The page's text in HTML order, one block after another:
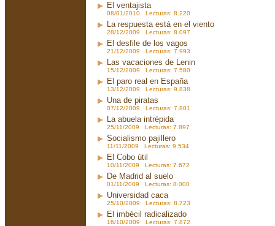
El ventajista
08/01/2010 Lecturas: 8.220
La respuesta está en el viento
28/12/2009 Lecturas: 8.097
El desfile de los vagos
21/12/2009 Lecturas: 7.993
Las vacaciones de Lenin
15/12/2009 Lecturas: 7.580
El paro real en España
13/12/2009 Lecturas: 9.838
Una de piratas
07/12/2009 Lecturas: 7.801
La abuela intrépida
25/11/2009 Lecturas: 7.897
Socialismo pajillero
11/11/2009 Lecturas: 9.534
El Cobo útil
10/11/2009 Lecturas: 7.672
De Madrid al suelo
01/11/2009 Lecturas: 8.000
Universidad caca
25/10/2009 Lecturas: 8.723
El imbécil radicalizado
16/10/2009 Lecturas: 7.872